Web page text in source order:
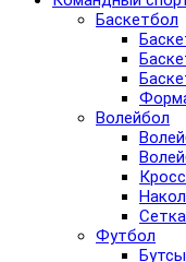
Баскетбол
Волейбол
Футбол